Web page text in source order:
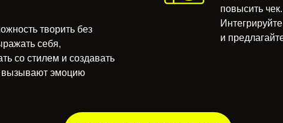
творить без
себя,
со стилем и создавать
вызывают эмоцию
повысить чек.
и